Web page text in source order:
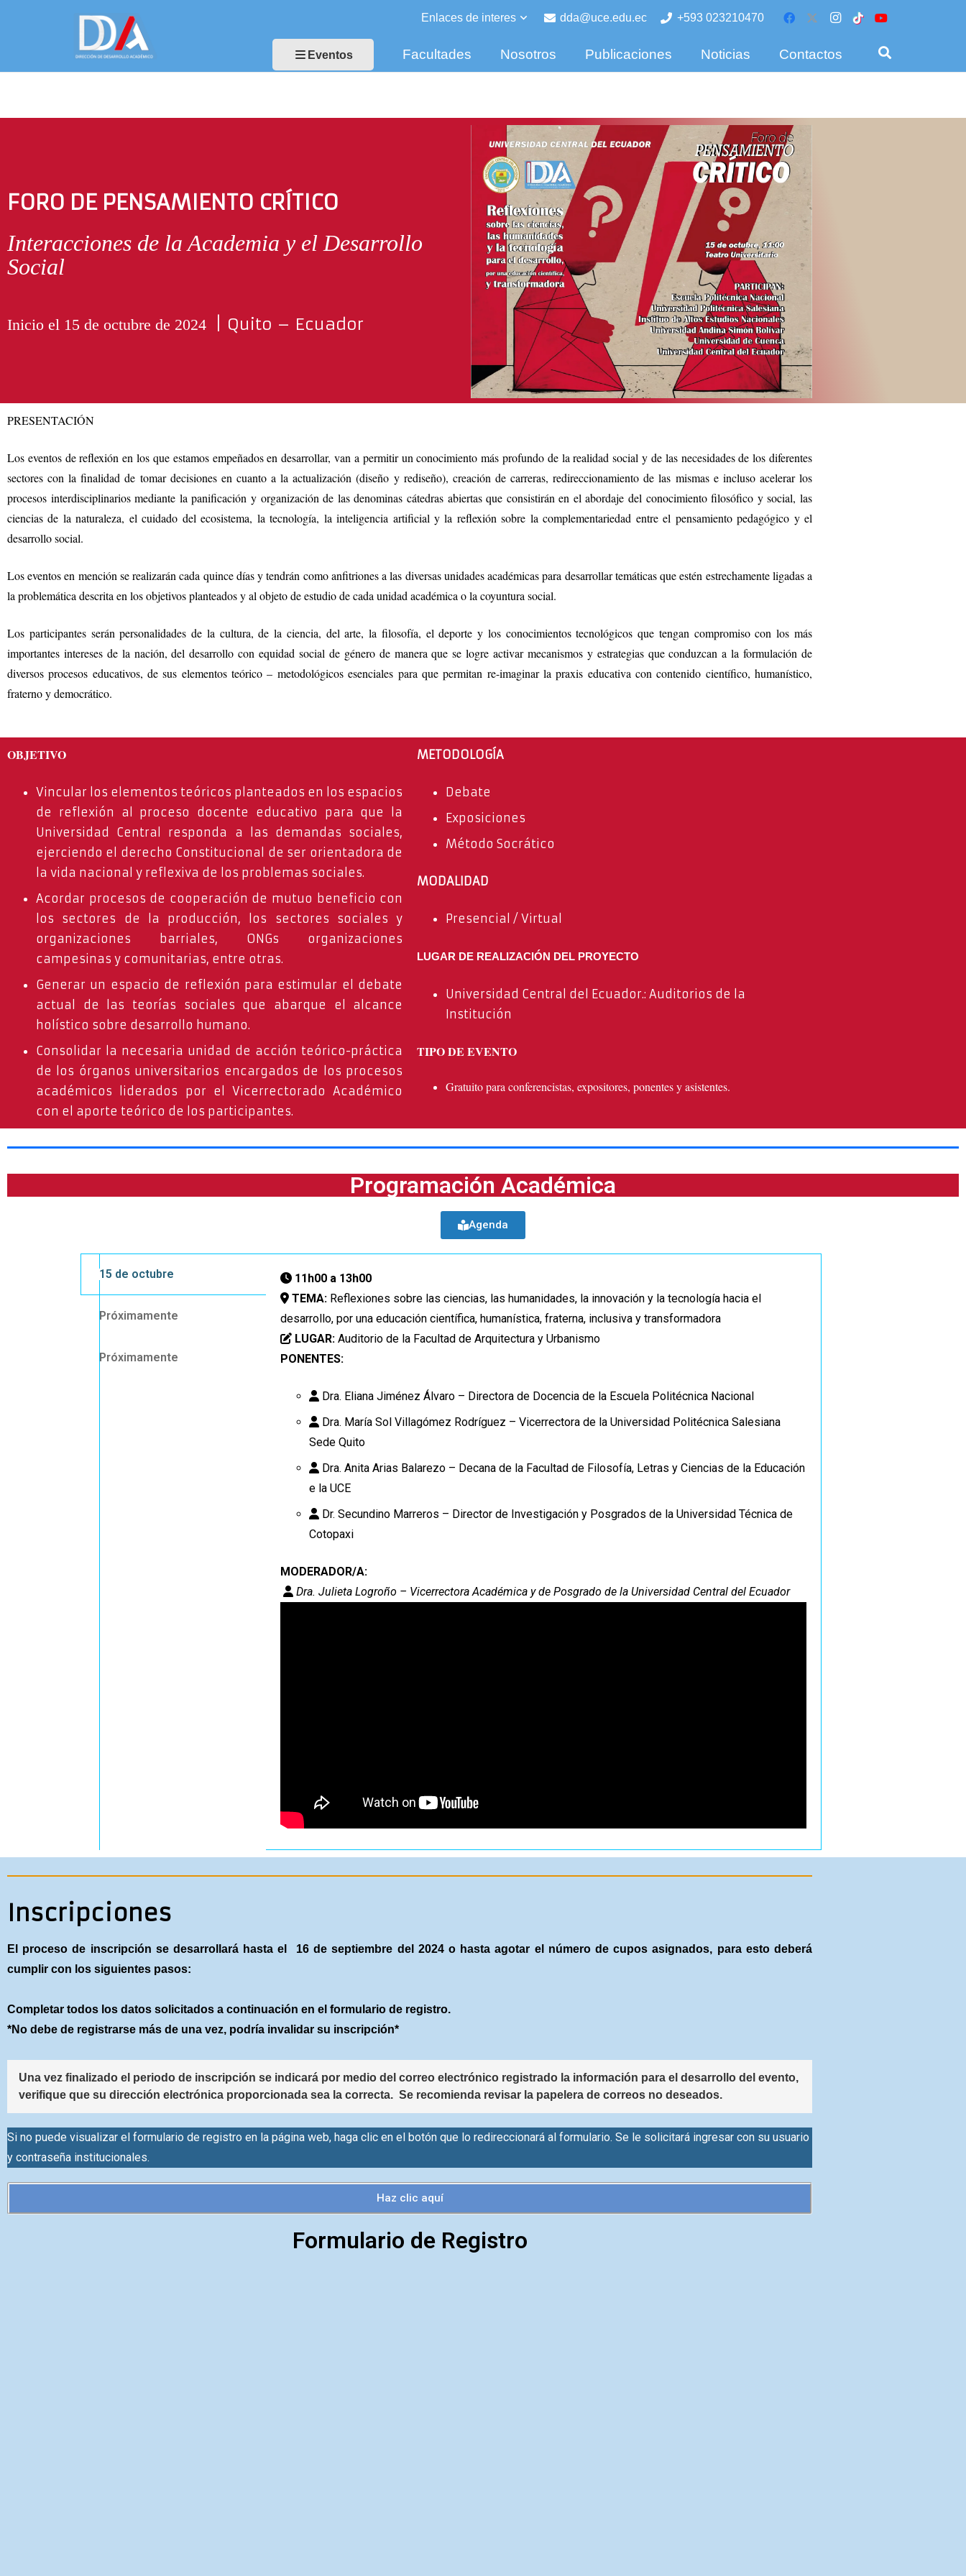
Enlaces de interes dda@uce.edu.ec +593 023210470
Eventos Facultades Nosotros Publicaciones Noticias Contactos
FORO DE PENSAMIENTO CRÍTICO
Interacciones de la Academia y el Desarrollo
Social
Inicio el 15 de octubre de 2024 | Quito – Ecuador
PRESENTACIÓN
Los eventos de reflexión en los que estamos empeñados en desarrollar, van a permitir un conocimiento más profundo de la realidad social y de las necesidades de los diferentes
sectores con la finalidad de tomar decisiones en cuanto a la actualización (diseño y rediseño), creación de carreras, redireccionamiento de las mismas e incluso acelerar los
procesos interdisciplinarios mediante la panificación y organización de las denominas cátedras abiertas que consistirán en el abordaje del conocimiento filosófico y social, las
ciencias de la naturaleza, el cuidado del ecosistema, la tecnología, la inteligencia artificial y la reflexión sobre la complementariedad entre el pensamiento pedagógico y el
desarrollo social.
Los eventos en mención se realizarán cada quince días y tendrán como anfitriones a las diversas unidades académicas para desarrollar temáticas que estén estrechamente ligadas a
la problemática descrita en los objetivos planteados y al objeto de estudio de cada unidad académica o la coyuntura social.
Los participantes serán personalidades de la cultura, de la ciencia, del arte, la filosofía, el deporte y los conocimientos tecnológicos que tengan compromiso con los más
importantes intereses de la nación, del desarrollo con equidad social de género de manera que se logre activar mecanismos y estrategias que conduzcan a la formulación de
diversos procesos educativos, de sus elementos teórico – metodológicos esenciales para que permitan re-imaginar la praxis educativa con contenido científico, humanístico,
fraterno y democrático.
OBJETIVO
Vincular los elementos teóricos planteados en los espacios
de reflexión al proceso docente educativo para que la
Universidad Central responda a las demandas sociales,
ejerciendo el derecho Constitucional de ser orientadora de
la vida nacional y reflexiva de los problemas sociales.
Acordar procesos de cooperación de mutuo beneficio con
los sectores de la producción, los sectores sociales y
organizaciones barriales, ONGs organizaciones
campesinas y comunitarias, entre otras.
Generar un espacio de reflexión para estimular el debate
actual de las teorías sociales que abarque el alcance
holístico sobre desarrollo humano.
Consolidar la necesaria unidad de acción teórico-práctica
de los órganos universitarios encargados de los procesos
académicos liderados por el Vicerrectorado Académico
con el aporte teórico de los participantes.
METODOLOGÍA
Debate
Exposiciones
Método Socrático
MODALIDAD
Presencial / Virtual
LUGAR DE REALIZACIÓN DEL PROYECTO
Universidad Central del Ecuador.: Auditorios de la
Institución
TIPO DE EVENTO
Gratuito para conferencistas, expositores, ponentes y asistentes.
Programación Académica
Agenda
15 de octubre
Próximamente
Próximamente
11h00 a 13h00
TEMA:Reflexiones sobre las ciencias, las humanidades, la innovación y la tecnología hacia el
desarrollo, por una educación científica, humanística, fraterna, inclusiva y transformadora
LUGAR:Auditorio de la Facultad de Arquitectura y Urbanismo
PONENTES:
Dra. Eliana Jiménez Álvaro – Directora de Docencia de la Escuela Politécnica Nacional
Dra. María Sol Villagómez Rodríguez – Vicerrectora de la Universidad Politécnica Salesiana
Sede Quito
Dra. Anita Arias Balarezo – Decana de la Facultad de Filosofía, Letras y Ciencias de la Educación
e la UCE
Dr. Secundino Marreros – Director de Investigación y Posgrados de la Universidad Técnica de
Cotopaxi
MODERADOR/A:
Dra. Julieta Logroño – Vicerrectora Académica y de Posgrado de la Universidad Central del Ecuador
Inscripciones
El proceso de inscripción se desarrollará hasta el 16 de septiembre del 2024 o hasta agotar el número de cupos asignados, para esto deberá
cumplir con los siguientes pasos:
Completar todos los datos solicitados a continuación en el formulario de registro.
*No debe de registrarse más de una vez, podría invalidar su inscripción*
Una vez finalizado el periodo de inscripción se indicará por medio del correo electrónico registrado la información para el desarrollo del evento,
verifique que su dirección electrónica proporcionada sea la correcta.  Se recomienda revisar la papelera de correos no deseados.
Si no puede visualizar el formulario de registro en la página web, haga clic en el botón que lo redireccionará al formulario. Se le solicitará ingresar con su usuario
y contraseña institucionales.
Haz clic aquí
Formulario de Registro